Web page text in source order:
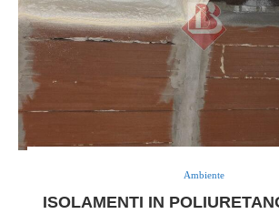
Ambiente
ISOLAMENTI IN